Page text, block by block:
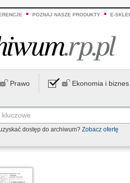
POZNAJ NASZE PRODUKTY E-
Prawo Ekonomia i biznes
dostęp do archiwum? Zobacz ofertę